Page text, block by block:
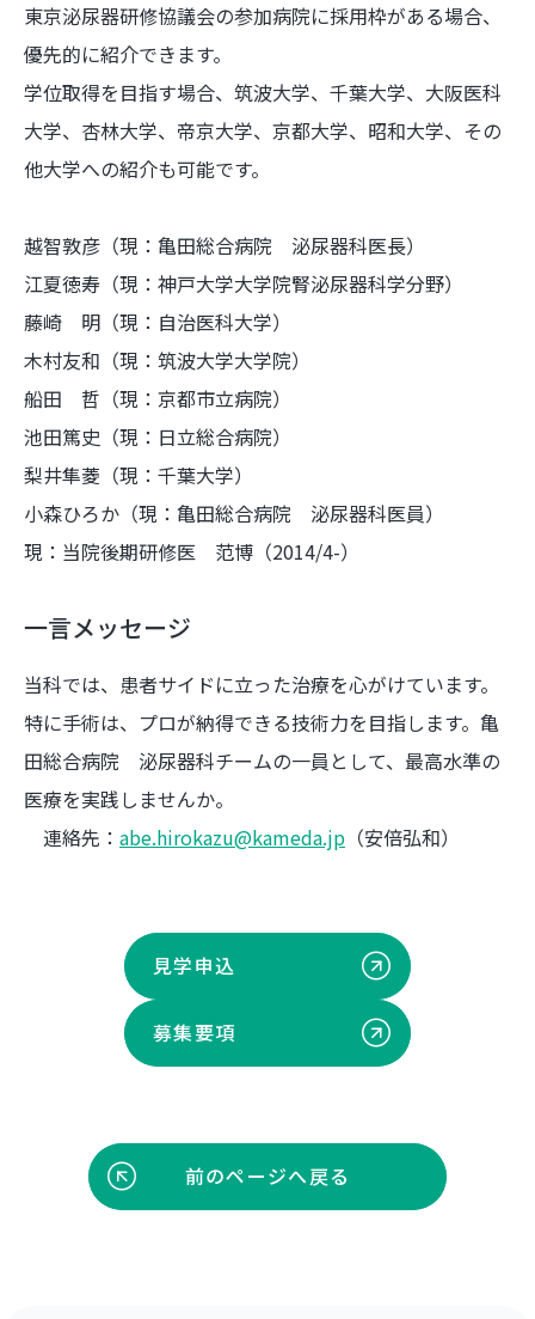
東京泌尿器研修協議会の参加病院に採用枠がある場合、
優先的に紹介できます。
学位取得を目指す場合、筑波大学、千葉大学、大阪医科
大学、杏林大学、帝京大学、京都大学、昭和大学、その
他大学への紹介も可能です。
越智敦彦（現：亀田総合病院 泌尿器科医長）
江夏徳寿（現：神戸大学大学院腎泌尿器科学分野）
藤崎 明（現：自治医科大学）
木村友和（現：筑波大学大学院）
船田 哲（現：京都市立病院）
池田篤史（現：日立総合病院）
梨井隼菱（現：千葉大学）
小森ひろか（現：亀田総合病院 泌尿器科医員）
現：当院後期研修医 范博（2014/4-）
一言メッセージ
当科では、患者サイドに立った治療を心がけています。
特に手術は、プロが納得できる技術力を目指します。亀
田総合病院 泌尿器科チームの一員として、最高水準の
医療を実践しませんか。
連絡先： abe.hirokazu@kameda.jp （安倍弘和）
見学申込
募集要項
前のページへ戻る